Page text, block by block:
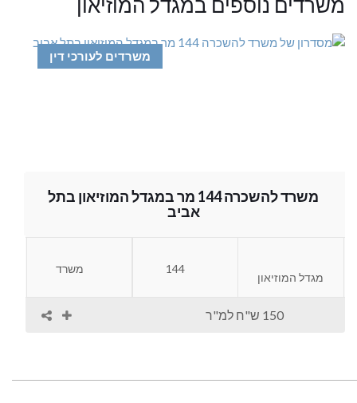
משרדים לעורכי דין
משרד להשכרה 144 מר במגדל המוזיאון בתל
אביב
מגדל המוזיאון
144 משרד
150 ש"ח למ"ר